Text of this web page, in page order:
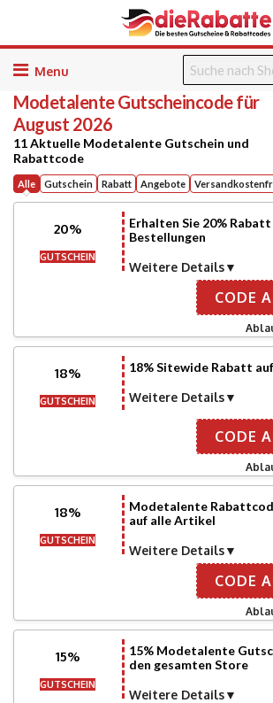
Skip
content
ModetalenteGutscheincode für
August 2026
11 Aktuelle Modetalente Gutschein und
Rabattcode
Alle Gutschein Rabatt Angebote
20%
GUTSCHEIN
Erhalten Sie 20%
Bestellungen
Weitere Details
CODE
18%
GUTSCHEIN
18% Sitewide Rabatt
Weitere Details
CODE
18%
GUTSCHEIN
Modetalente
auf alle Artikel
Weitere Details
CODE
15%
GUTSCHEIN
15% Modetalente
den gesamten Store
Weitere Details